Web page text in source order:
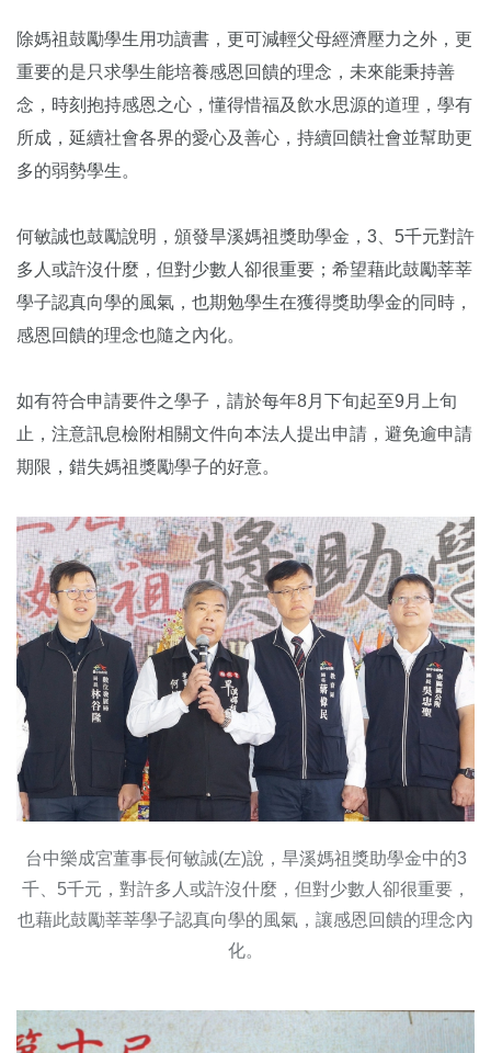
除媽祖鼓勵學生用功讀書，更可減輕父母經濟壓力之外，更
重要的是只求學生能培養感恩回饋的理念，未來能秉持善
念，時刻抱持感恩之心，懂得惜福及飲水思源的道理，學有
所成，延續社會各界的愛心及善心，持續回饋社會並幫助更
多的弱勢學生。
何敏誠也鼓勵說明，頒發旱溪媽祖獎助學金，3、5千元對許
多人或許沒什麼，但對少數人卻很重要；希望藉此鼓勵莘莘
學子認真向學的風氣，也期勉學生在獲得獎助學金的同時，
感恩回饋的理念也隨之內化。
如有符合申請要件之學子，請於每年8月下旬起至9月上旬
止，注意訊息檢附相關文件向本法人提出申請，避免逾申請
期限，錯失媽祖獎勵學子的好意。
台中樂成宮董事長何敏誠(左)說，旱溪媽祖獎助學金中的3
千、5千元，對許多人或許沒什麼，但對少數人卻很重要，
也藉此鼓勵莘莘學子認真向學的風氣，讓感恩回饋的理念內
化。